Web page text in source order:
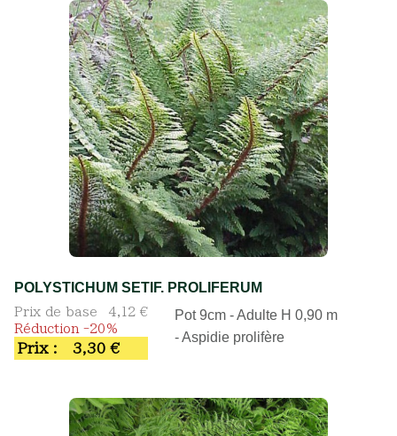
POLYSTICHUM SETIF. PROLIFERUM
Prix de base
4,12 €
Réduction -20%
Prix : 3,30 €
Pot 9cm - Adulte H 0,90 m
- Aspidie prolifère